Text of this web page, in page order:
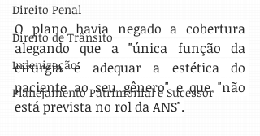
Direito Penal
Direito de Trânsito
Indenização
Planejamento Patrimonial e Sucessór
O plano havia negado a cobertura
alegando que a "única função da
cirurgia é adequar a estética do
paciente ao seu gênero" e que "não
está prevista no rol da ANS".